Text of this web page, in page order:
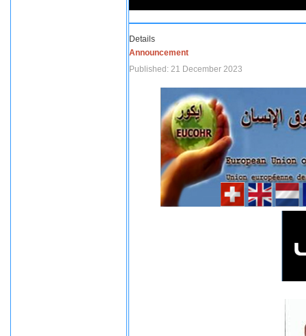
Details
Announcement
Published: 21 December 2023